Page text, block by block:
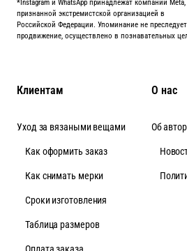
*Instagram и WhatsApp принадлежат компании Meta,
признанной экстремистской организацией в
Российской Федерации. Упоминание не преследует
продвижение, осуществлено в познавательных
Клиентам
Уход за вязаными вещами
Как оформить заказ
Как снимать мерки
Cроки изготовления
Таблица размеров
Оплата заказа
О нас
Об